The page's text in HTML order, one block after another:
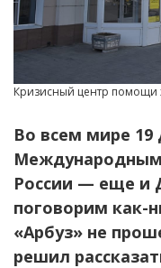
Кризисный центр
Во всем мире 19
России — еще и
поговорим как-
«Арбуз» не
решил